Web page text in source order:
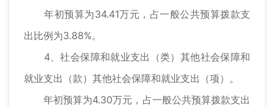
年初预算为34.41万元，占一般公共预算拨款支
出比例为3.88%。
4、社会保障和就业支出（类）其他社会保障和
就业支出（款）其他社会保障和就业支出（项）。
年初预算为4.30万元，占一般公共预算拨款支出